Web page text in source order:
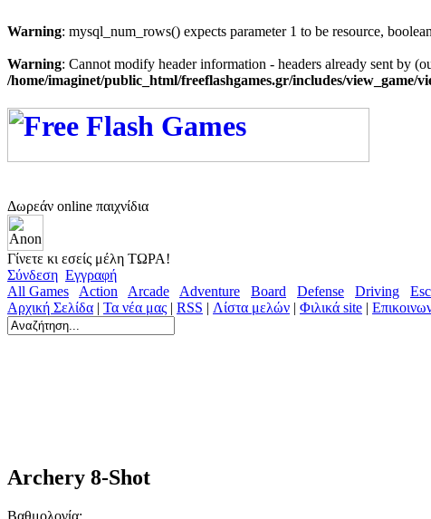
Warning: mysql_num_rows() expects parameter 1 to be resource,
Warning: Cannot modify header information - headers already sent by
/home/imaginet/public_html/freeflashgames.gr/includes/view_game/
Δωρεάν online παιχνίδια
Γίνετε κι εσείς μέλη ΤΩΡΑ!
Σύνδεση Εγγραφή
All Games
Action Arcade Adventure Board Defense Driving
Αρχική Σελίδα | Τα νέα μας | RSS | Λίστα μελών | Φιλικά site |
Archery 8-Shot
Βαθμολογία: